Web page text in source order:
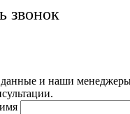
звонок
данные и наши